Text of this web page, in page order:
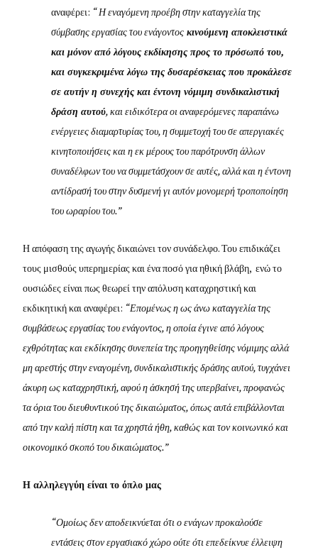
αναφέρει: “ Η εναγόμενη προέβη στην καταγγελία της
σύμβασης εργασίας του ενάγοντος κινούμενη αποκλειστικά
και μόνον από λόγους εκδίκησης προς το πρόσωπό του,
και συγκεκριμένα λόγω της δυσαρέσκειας που προκάλεσε
σε αυτήν η συνεχής και έντονη νόμιμη συνδικαλιστική
δράση αυτού, και ειδικότερα οι αναφερόμενες παραπάνω
ενέργειες διαμαρτυρίας του, η συμμετοχή του σε απεργιακές
κινητοποιήσεις και η εκ μέρους του παρότρυνση άλλων
συναδέλφων του να συμμετάσχουν σε αυτές, αλλά και η έντονη
αντίδρασή του στην δυσμενή γι αυτόν μονομερή τροποποίηση
του ωραρίου του.”
Η απόφαση της αγωγής δικαιώνει τον συνάδελφο. Του επιδικάζει
τους μισθούς υπερημερίας και ένα ποσό για ηθική βλάβη, ενώ το
ουσιώδες είναι πως θεωρεί την απόλυση καταχρηστική και
εκδικητική και αναφέρει: “Επομένως η ως άνω καταγγελία της
συμβάσεως εργασίας του ενάγοντος, η οποία έγινε από λόγους
εχθρότητας και εκδίκησης συνεπεία της προηγηθείσης νόμιμης αλλά
μη αρεστής στην εναγομένη, συνδικαλιστικής δράσης αυτού, τυγχάνει
άκυρη ως καταχρηστική, αφού η άσκησή της υπερβαίνει, προφανώς
τα όρια του διευθυντικού της δικαιώματος, όπως αυτά επιβάλλονται
από την καλή πίστη και τα χρηστά ήθη, καθώς και τον κοινωνικό και
οικονομικό σκοπό του δικαιώματος.”
Η αλληλεγγύη είναι το όπλο μας
“Ομοίως δεν αποδεικνύεται ότι ο ενάγων προκαλούσε
εντάσεις στον εργασιακό χώρο ούτε ότι επεδείκνυε έλλειψη